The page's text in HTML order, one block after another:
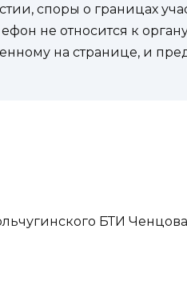
споры о границах
не относится к
на странице, и
БТИ